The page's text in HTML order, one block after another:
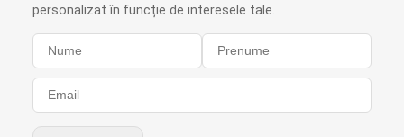
personalizat în funcție de interesele tale.